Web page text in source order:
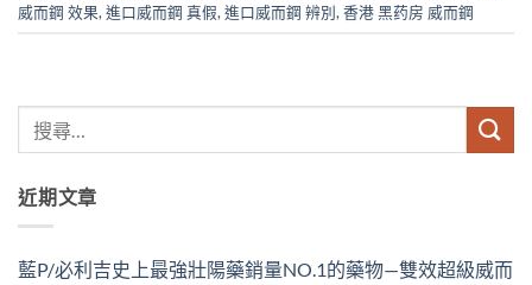
威而鋼 效果, 進口威而鋼 真假, 進口威而鋼 辨別, 香港 黑药房 威而鋼
近期文章
藍P/必利吉史上最強壯陽藥銷量NO.1的藥物—雙效超級威而